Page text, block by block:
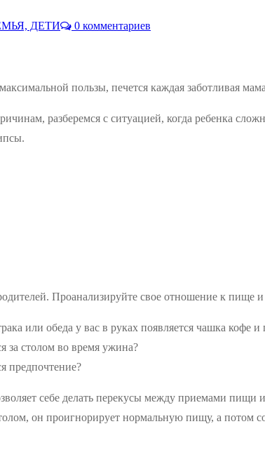
ДЕТИ 0 комментариев
пользы, печется каждая заботливая
разберемся с ситуацией, когда ребенка
Проанализируйте свое отношение к пище и
или обеда у вас в руках появляется чашка кофе и
за столом во время ужина?
предпочтение?
себе делать перекусы между приемами
он проигнорирует нормальную пищу, а потом